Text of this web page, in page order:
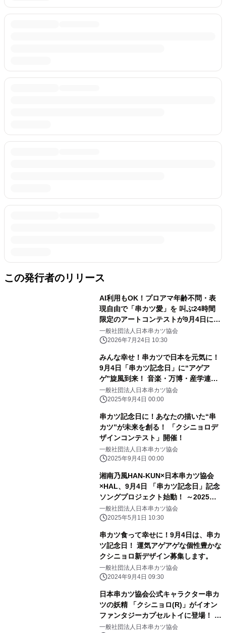
この発行者のリリース
AI利用もOK！プロアマ年齢不問・表
現自由で「串カツ愛」を 叫ぶ24時間
限定のアートコンテストが9月4日に開
幕
一般社団法人日本串カツ協会
2026年7月24日 10:30
みんな幸せ！串カツで日本を元気に！
9月4日「串カツ記念日」に“アゲア
ゲ”旋風到来！ 音楽・万博・産学連
携・社会貢献を網羅した一大プロジェ
クト発表
一般社団法人日本串カツ協会
2025年9月4日 00:00
串カツ記念日に！あなたの描いた“串
カツ”が未来を創る！ 「クシニョロデ
ザインコンテスト」開催！
一般社団法人日本串カツ協会
2025年9月4日 00:00
湘南乃風HAN-KUN×日本串カツ協会
×HAL、9月4日 「串カツ記念日」記念
ソングプロジェクト始動！ ～2025年
大阪・関西万博 民間パビリオンの
ORA外食パビリオン「宴～UTAGE
コンテスト開催！～
一般社団法人日本串カツ協会
2025年5月1日 10:30
串カツ食って幸せに！9月4日は、串カ
ツ記念日！ 運気アゲアゲな個性豊かな
クシニョロ新デザイン募集します。
一般社団法人日本串カツ協会
2024年9月4日 09:30
日本串カツ協会公式キャラクター串カ
ツの妖精 「クシニョロ(R)」がイオン
ファンタジーカプセルトイに登場！ ～
関西10店舗限定かぷえぼにて5月10日
一般社団法人日本串カツ協会